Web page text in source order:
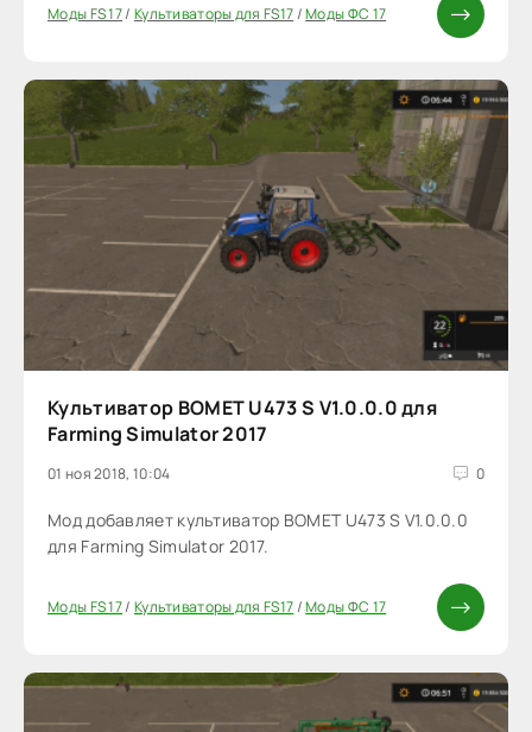
Моды FS 17/ Культиваторы для FS17/Моды ФС 17
Культиватор BOMET U473 S V1.0.0.0 для
Farming Simulator 2017
01 ноя 2018, 10:04 0
Мод добавляет культиватор BOMET U473 S V1.0.0.0
для Farming Simulator 2017.
Моды FS 17/ Культиваторы для FS17/Моды ФС 17